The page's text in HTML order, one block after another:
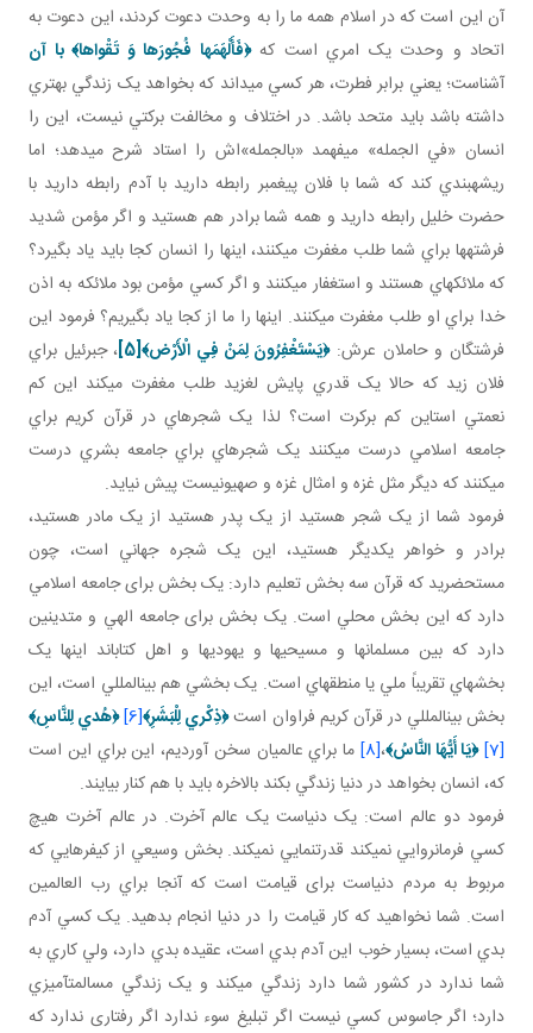
آن اين است که در اسلام همه ما را به وحدت دعوت کردند، اين دعوت به
اتحاد و وحدت يک امري است که﴿فَأَلْهَمَها فُجُورَها وَ تَقْواها﴾ با آن
آشناست؛ يعني برابر فطرت، هر کسي مي داند که بخواهد يک زندگي بهتري
داشته باشد بايد متحد باشد. در اختلاف و مخالفت برکتي نيست، اين را
انسان «في الجمله» مي فهمد «بالجمله»اش را استاد شرح مي دهد؛ اما
ريشه بندي کند که شما با فلان پيغمبر رابطه داريد با آدم رابطه داريد با
حضرت خليل رابطه داريد و همه شما برادر هم هستيد و اگر مؤمن شديد
فرشته ها براي شما طلب مغفرت مي کنند، اينها را انسان کجا بايد ياد بگيرد؟
که ملائکه اي هستند و استغفار مي کنند و اگر کسي مؤمن بود ملائکه به اذن
خدا براي او طلب مغفرت مي کنند. اينها را ما از کجا ياد بگيريم؟ فرمود اين
فرشتگان و حاملان عرش:﴿يَسْتَغْفِرُونَ لِمَنْ فِي الْأَرْض‏﴾[5]
، جبرئيل براي
فلان زيد که حالا يک قدري پايش لغزيد طلب مغفرت مي کند اين کم
نعمتي استاين کم برکرت است؟ لذا يک شجره اي در قرآن کريم براي
جامعه اسلامي درست مي کنند يک شجره اي براي جامعه بشري درست
مي کنند که ديگر مثل غزه و امثال غزه و صهيونيست پيش نيايد.
فرمود شما از يک شجر هستيد از يک پدر هستيد از يک مادر هستيد،
برادر و خواهر يکديگر هستيد، اين يک شجره جهاني است، چون
مستحضريد که قرآن سه بخش تعليم دارد: يک بخش برای جامعه اسلامي
دارد که اين بخش محلي است. يک بخش برای جامعه الهي و متدينين
دارد که بين مسلمان ها و مسيحي ها و يهودي ها و اهل کتاب اند اينها يک
بخش هاي تقريباً ملي يا منطقه اي است. يک بخشي هم بين المللي است، اين
بخش بين المللي در قرآن کريم فراوان است﴿ذِكْري‏ لِلْبَشَرِ﴾[6] ﴿هُدي لِلنَّاسِ﴾
[7]
﴿يَا أَيُّهَا النَّاسُ﴾،[8]
ما براي عالميان سخن آورديم، اين براي اين است
که، انسان بخواهد در دنيا زندگي بکند بالاخره بايد با هم کنار بيايند.
فرمود دو عالم است: يک دنياست يک عالم آخرت. در عالم آخرت هيچ
کسي فرمانروايي نمي کند قدرت نمايي نمي کند. بخش وسيعي از کيفرهايي که
مربوط به مردم دنياست برای قيامت است که آنجا براي رب العالمين
است. شما نخواهيد که کار قيامت را در دنيا انجام بدهيد. يک کسي آدم
بدي است، بسيار خوب اين آدم بدي است، عقيده بدي دارد، ولي کاري به
شما ندارد در کشور شما دارد زندگي مي کند و يک زندگي مسالمت آميزي
دارد؛ اگر جاسوس کسي نيست اگر تبليغ سوء ندارد اگر رفتاری ندارد که